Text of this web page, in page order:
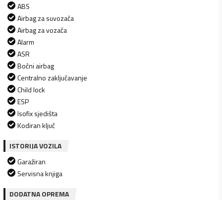
ABS
Airbag za suvozača
Airbag za vozača
Alarm
ASR
Bočni airbag
Centralno zaključavanje
Child lock
ESP
Isofix sjedišta
Kodiran ključ
ISTORIJA VOZILA
Garažiran
Servisna knjiga
DODATNA OPREMA